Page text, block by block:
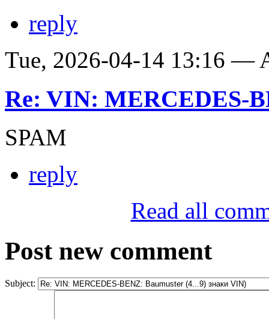
reply
Tue, 2026-04-14 13:16 —
Re: VIN: MERCEDES-
SPAM
reply
Read all
Post new comment
Subject: